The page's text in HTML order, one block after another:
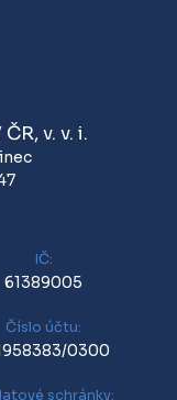
v. v. i.
IČ:
61389005
Číslo účtu:
0300
schránky: